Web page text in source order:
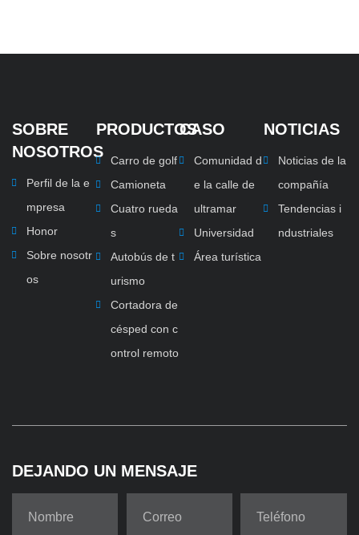
SOBRE
NOSOTROS
Perfil de la e
mpresa
Honor
Sobre nosotr
os
PRODUCTOS
Carro de golf
Camioneta
Cuatro rueda
s
Autobús de t
urismo
Cortadora de
césped con c
ontrol remoto
CASO
Comunidad d
e la calle de
ultramar
Universidad
Área turística
NOTICIAS
Noticias de la
compañía
Tendencias i
ndustriales
DEJANDO UN MENSAJE